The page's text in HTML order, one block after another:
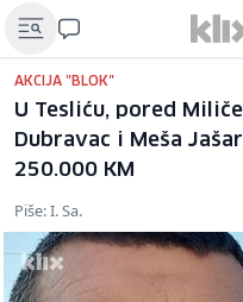
AKCIJA "BLOK"
U Tesliću, pored
Dubravac i Meša
250.000 KM
Piše: I. Sa.